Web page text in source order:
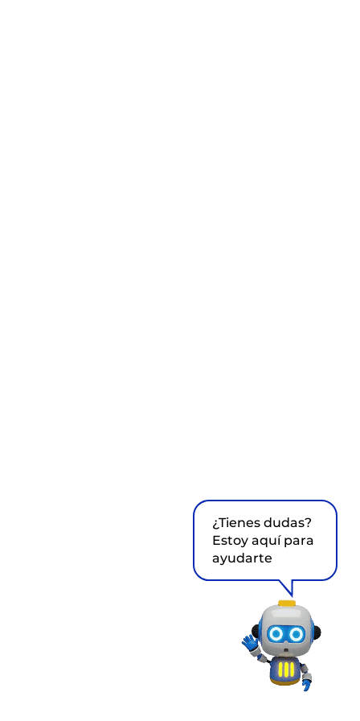
¿Tienes dudas?
Estoy aquí para
ayudarte